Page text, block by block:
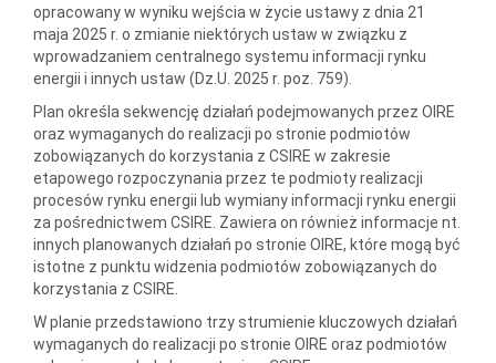
opracowany w wyniku wejścia w życie ustawy z dnia 21
maja 2025 r. o zmianie niektórych ustaw w związku z
wprowadzaniem centralnego systemu informacji rynku
energii i innych ustaw (Dz.U. 2025 r. poz. 759).
Plan określa sekwencję działań podejmowanych przez OIRE
oraz wymaganych do realizacji po stronie podmiotów
zobowiązanych do korzystania z CSIRE w zakresie
etapowego rozpoczynania przez te podmioty realizacji
procesów rynku energii lub wymiany informacji rynku energii
za pośrednictwem CSIRE. Zawiera on również informacje nt.
innych planowanych działań po stronie OIRE, które mogą być
istotne z punktu widzenia podmiotów zobowiązanych do
korzystania z CSIRE.
W planie przedstawiono trzy strumienie kluczowych działań
wymaganych do realizacji po stronie OIRE oraz podmiotów